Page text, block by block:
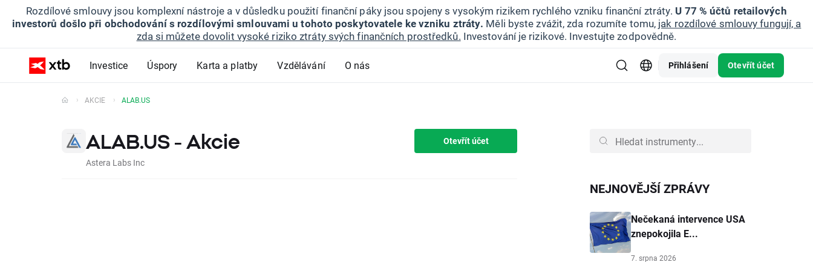
Rozdílové smlouvy jsou komplexní nástroje a v důsledku použití finanční páky jsou spojeny s vysokým rizikem rychlého vzniku finanční ztráty. U 77 % účtů retailových
investorů došlo při obchodování s rozdílovými smlouvami u tohoto poskytovatele ke vzniku ztráty. Měli byste zvážit, zda rozumíte tomu, jak rozdílové smlouvy fungují, a
zda si můžete dovolit vysoké riziko ztráty svých finančních prostředků. Investování je rizikové. Investujte zodpovědně.
Investice Úspory Karta a platby Vzdělávání O nás Přihlášení Otevřít účet
AKCIE ALAB.US
ALAB.US - Akcie
Astera Labs Inc
Otevřít účet
NEJNOVĚJŠÍ ZPRÁVY
Nečekaná intervence USA
znepokojila E...
7. srpna 2026